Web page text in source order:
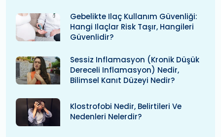
Gebelikte Ilaç Kullanım Güvenliği:
Hangi Ilaçlar Risk Taşır, Hangileri
Güvenlidir?
Sessiz Inflamasyon (kronik Düşük
Dereceli Inflamasyon) Nedir,
Bilimsel Kanıt Düzeyi Nedir?
Klostrofobi Nedir, Belirtileri Ve
Nedenleri Nelerdir?